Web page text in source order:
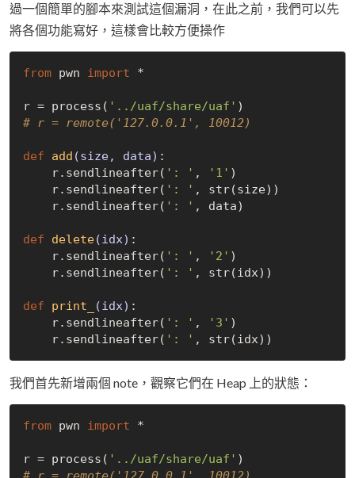
過一個簡單的腳本來測試這個漏洞，在此之前，我們可以先
將各個功能寫好，這樣會比較方便操作
from pwn import *
r = process( '../uaf/share/uaf'
# r = remote('127.0.0.1', 10012)
def add (size, data) :
    r.sendlineafter(
': ' , '1' )
    r.sendlineafter(
': ' , str(size))
    r.sendlineafter(
': ' , data)
def delete(idx) :
    r.sendlineafter(
': ' , '2' )
    r.sendlineafter(
': ' , str(idx))
def print_ (idx) :
    r.sendlineafter(
': ' , '3' )
    r.sendlineafter(
': '
我們首先新增兩個 note，觀察它們在 Heap 上的狀態：
from pwn import *
r = process( '../uaf/share/uaf'